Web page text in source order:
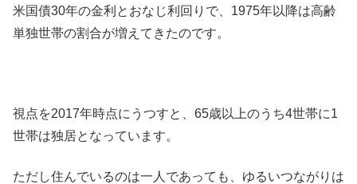
米国債30年の金利とおなじ利回りで、1975年以降は高齢
単独世帯の割合が増えてきたのです。
視点を2017年時点にうつすと、65歳以上のうち4世帯に1
世帯は独居となっています。
ただし住んでいるのは一人であっても、ゆるいつながりは